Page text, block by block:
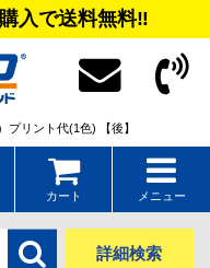
入で送料無料‼
プリント代(1色) 【後】
カート メニュー
詳細検索